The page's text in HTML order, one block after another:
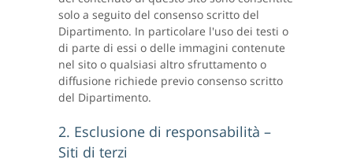
solo a seguito del consenso scritto del
Dipartimento. In particolare l'uso dei testi o
di parte di essi o delle immagini contenute
nel sito o qualsiasi altro sfruttamento o
diffusione richiede previo consenso scritto
del Dipartimento.
2. Esclusione di responsabilità –
Siti di terzi